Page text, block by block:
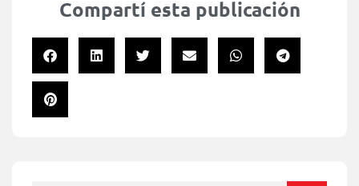
Compartí esta publicación